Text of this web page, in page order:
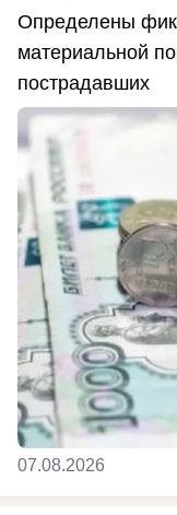
Определены
материальной
пострадавших
07.08.2026